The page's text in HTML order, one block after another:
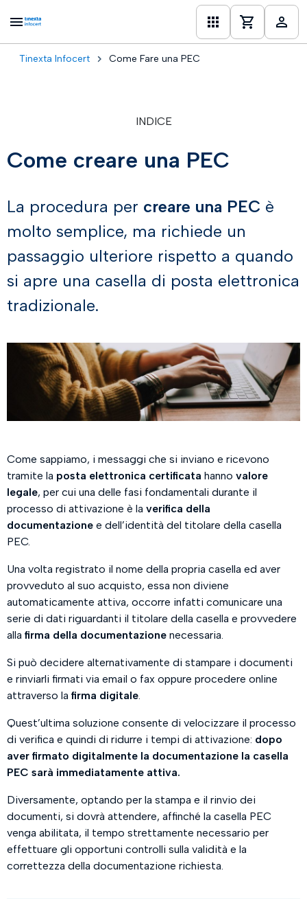
Tinexta Infocert Come Fare una PEC
INDICE
Come creare una PEC
La procedura per creare una PEC è
molto semplice, ma richiede un
passaggio ulteriore rispetto a quando
si apre una casella di posta elettronica
tradizionale.
Come sappiamo, i messaggi che si inviano e ricevono
tramite la posta elettronica certificata hanno valore
legale, per cui una delle fasi fondamentali durante il
processo di attivazione è la verifica della
documentazione e dell’identità del titolare della casella
PEC.
Una volta registrato il nome della propria casella ed aver
provveduto al suo acquisto, essa non diviene
automaticamente attiva, occorre infatti comunicare una
serie di dati riguardanti il titolare della casella e provvedere
alla firma della documentazione necessaria.
Si può decidere alternativamente di stampare i documenti
e rinviarli firmati via email o fax oppure procedere online
attraverso la firma digitale
Quest’ultima soluzione consente di velocizzare il processo
di verifica e quindi di ridurre i tempi di attivazione: dopo
aver firmato digitalmente la documentazione la casella
PEC sarà immediatamente attiva.
Diversamente, optando per la stampa e il rinvio dei
documenti, si dovrà attendere, affinché la casella PEC
venga abilitata, il tempo strettamente necessario per
effettuare gli opportuni controlli sulla validità e la
correttezza della documentazione richiesta.